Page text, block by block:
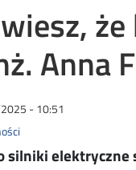
Anna
- 10:51
silniki elektryczne